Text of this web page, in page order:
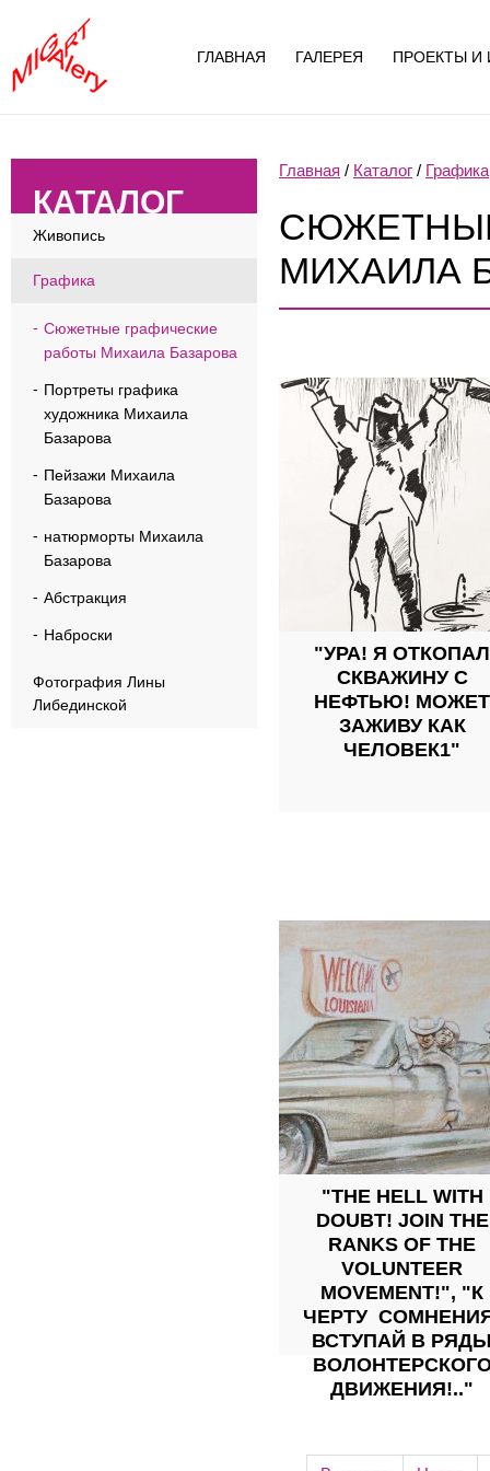
ГЛАВНАЯ ГАЛЕРЕЯ ПРОЕКТЫ И
КАТАЛОГ
Живопись
Графика
Сюжетные графические
работы Михаила Базарова
Портреты графика
художника Михаила
Базарова
Пейзажи Михаила
Базарова
натюрморты Михаила
Базарова
Абстракция
Наброски
Фотография Лины
Либединской
Главная / Каталог / Графика
МИХАИЛА
"УРА! Я ОТКОПАЛ
СКВАЖИНУ С
НЕФТЬЮ! МОЖЕТ
ЗАЖИВУ КАК
ЧЕЛОВЕК1"
"THE HELL WITH
DOUBT! JOIN THE
RANKS OF THE
VOLUNTEER
MOVEMENT!", "К
ЧЕРТУ
ВСТУПАЙ В
ДВИЖЕНИЯ!.."